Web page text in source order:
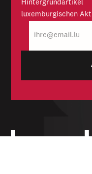
luxemburgischen
Mail